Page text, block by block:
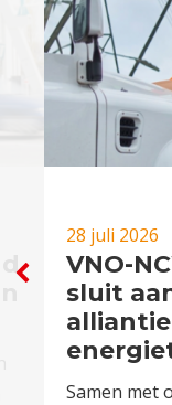
28 juli 2026
VNO-
sluit
Samen met